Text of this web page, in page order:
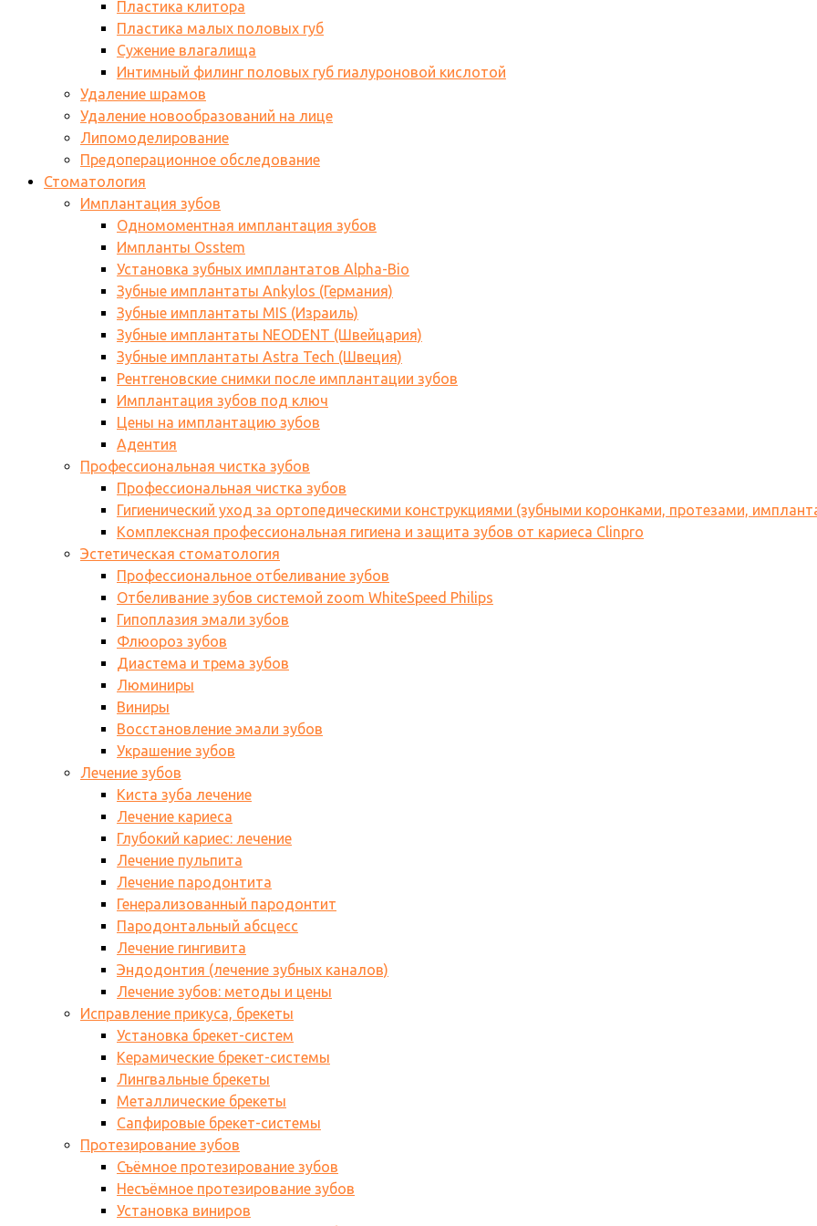
Пластика клитора
Пластика малых половых губ
Сужение влагалища
Интимный филинг половых губ гиалуроновой кислотой
Удаление шрамов
Удаление новообразований на лице
Липомоделирование
Предоперационное обследование
Стоматология
Имплантация зубов
Одномоментная имплантация зубов
Импланты Osstem
Установка зубных имплантатов Alpha-Bio
Зубные имплантаты Ankylos (Германия)
Зубные имплантаты MIS (Израиль)
Зубные имплантаты NEODENT (Швейцария)
Зубные имплантаты Astra Tech (Швеция)
Рентгеновские снимки после имплантации зубов
Имплантация зубов под ключ
Цены на имплантацию зубов
Адентия
Профессиональная чистка зубов
Профессиональная чистка зубов
Гигиенический уход за ортопедическими конструкциями (зубными коронками, протезами,
Комплексная профессиональная гигиена и защита зубов от кариеса Clinpro
Эстетическая стоматология
Профессиональное отбеливание зубов
Отбеливание зубов системой zoom WhiteSpeed Philips
Гипоплазия эмали зубов
Флюороз зубов
Диастема и трема зубов
Люминиры
Виниры
Восстановление эмали зубов
Украшение зубов
Лечение зубов
Киста зуба лечение
Лечение кариеса
Глубокий кариес: лечение
Лечение пульпита
Лечение пародонтита
Генерализованный пародонтит
Пародонтальный абсцесс
Лечение гингивита
Эндодонтия (лечение зубных каналов)
Лечение зубов: методы и цены
Исправление прикуса, брекеты
Установка брекет-систем
Керамические брекет-системы
Лингвальные брекеты
Металлические брекеты
Сапфировые брекет-системы
Протезирование зубов
Съёмное протезирование зубов
Несъёмное протезирование зубов
Установка виниров